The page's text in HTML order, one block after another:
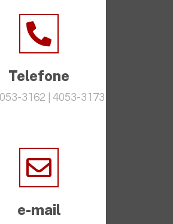
Telefone
3162 | 4053-3173
e-mail